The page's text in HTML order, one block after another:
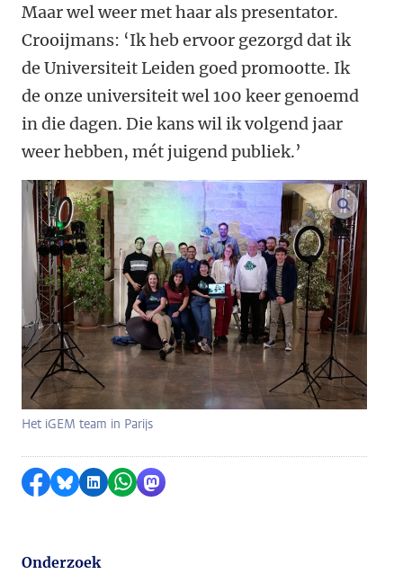
Maar wel weer met haar als presentator.
Crooijmans: ‘Ik heb ervoor gezorgd dat ik
de Universiteit Leiden goed promootte. Ik
de onze universiteit wel 100 keer genoemd
in die dagen. Die kans wil ik volgend jaar
weer hebben, mét juigend publiek.’
Het iGEM team in Parijs
Delen op Facebook
Delen via Bluesky
Delen op LinkedIn
Delen via WhatsApp
Delen via Mastodon
Onderzoek